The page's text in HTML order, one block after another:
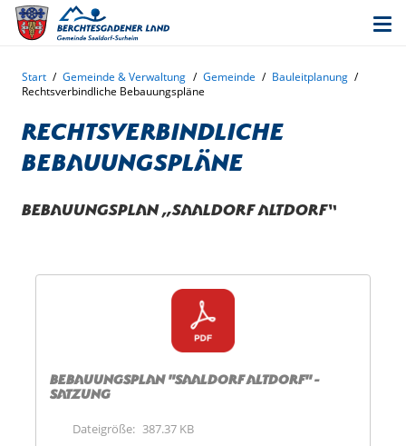
Start / Gemeinde & Verwaltung / Gemeinde / Bauleitplanung /
Rechtsverbindliche Bebauungspläne
Rechtsverbindliche
Bebauungspläne
Bebauungsplan „Saaldorf Altdorf“
Bebauungsplan "Saaldorf Altdorf" -
Satzung
Dateigröße: 387.37 KB